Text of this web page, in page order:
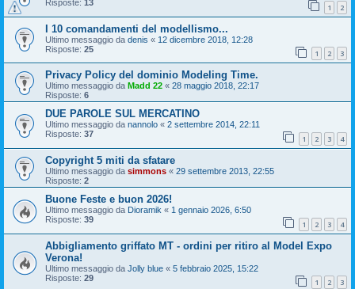
Risposte: 13 1 2
I 10 comandamenti del modellismo...
Ultimo messaggio da denis « 12 dicembre 2018, 12:28
Risposte: 25 1 2 3
Privacy Policy del dominio Modeling Time.
Ultimo messaggio da Madd 22 « 28 maggio 2018, 22:17
Risposte: 6
DUE PAROLE SUL MERCATINO
Ultimo messaggio da nannolo « 2 settembre 2014, 22:11
Risposte: 37 1 2 3 4
Copyright 5 miti da sfatare
Ultimo messaggio da simmons « 29 settembre 2013, 22:55
Risposte: 2
Buone Feste e buon 2026!
Ultimo messaggio da Dioramik « 1 gennaio 2026, 6:50
Risposte: 39 1 2 3 4
Abbigliamento griffato MT - ordini per ritiro al Model Expo
Verona!
Ultimo messaggio da Jolly blue « 5 febbraio 2025, 15:22
Risposte: 29 1 2 3